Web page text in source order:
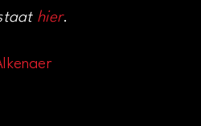
hier.